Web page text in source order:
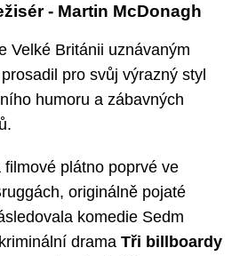
- Martin McDonagh
Velké Británii uznávaným
pro svůj výrazný styl
humoru a zábavných
plátno poprvé ve
originálně pojaté
komedie Sedm
drama Tři billboardy